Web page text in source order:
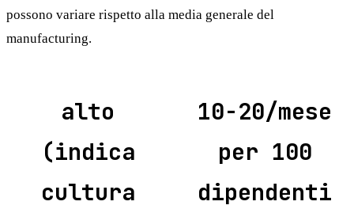
possono variare rispetto alla media generale del
manufacturing.
alto
(indica
cultura
10-20/mese
per 100
dipendenti